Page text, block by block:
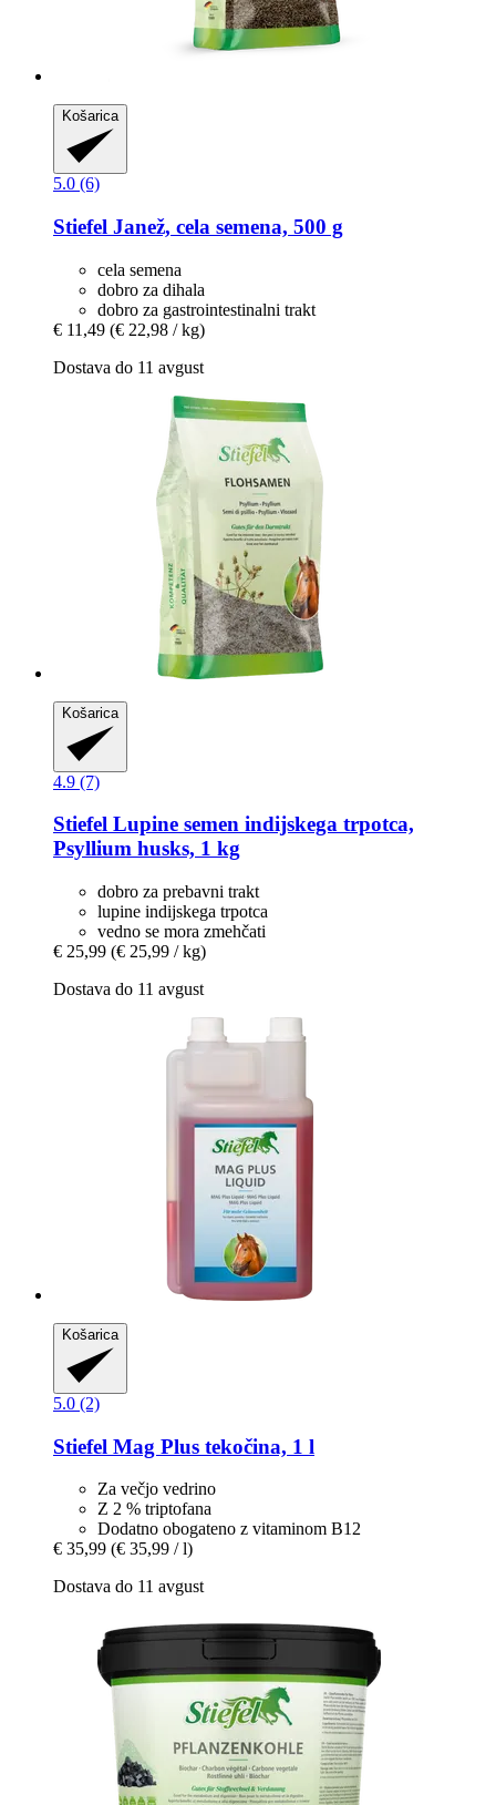
Košarica
5.0 (6)
Stiefel Janež, cela semena, 500 g
cela semena
dobro za dihala
dobro za gastrointestinalni trakt
€ 11,49 (€ 22,98 / kg)
Dostava do 11 avgust
Košarica
4.9 (7)
Stiefel Lupine semen indijskega trpotca,
Psyllium husks, 1 kg
dobro za prebavni trakt
lupine indijskega trpotca
vedno se mora zmehčati
€ 25,99 (€ 25,99 / kg)
Dostava do 11 avgust
Košarica
5.0 (2)
Stiefel Mag Plus tekočina, 1 l
Za večjo vedrino
Z 2 % triptofana
Dodatno obogateno z vitaminom B12
€ 35,99 (€ 35,99 / l)
Dostava do 11 avgust